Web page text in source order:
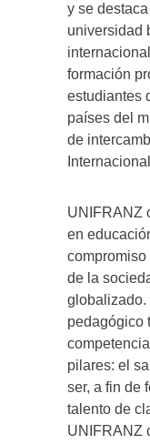
y se
universidad
formación
estudiantes
países del
de
UNIFRANZ
en
de la
globalizado.
pedagógico
pilares: el
ser, a fin de
talento de
UNIFRANZ